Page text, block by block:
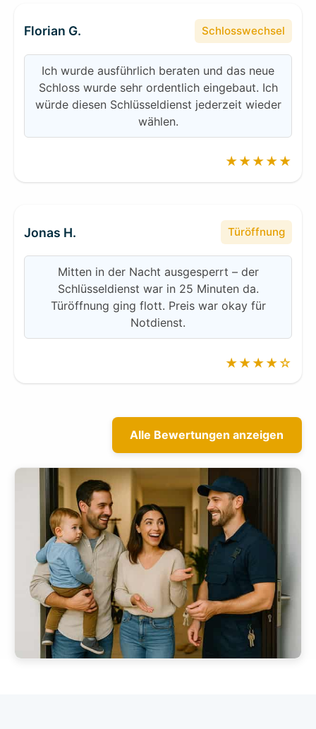
Florian G. Schlosswechsel
Ich wurde ausführlich beraten und das neue
Schloss wurde sehr ordentlich eingebaut. Ich
würde diesen Schlüsseldienst jederzeit wieder
wählen.
★★★★★
Jonas H. Türöffnung
Mitten in der Nacht ausgesperrt – der
Schlüsseldienst war in 25 Minuten da.
Türöffnung ging flott. Preis war okay für
Notdienst.
★★★★☆
Alle Bewertungen anzeigen